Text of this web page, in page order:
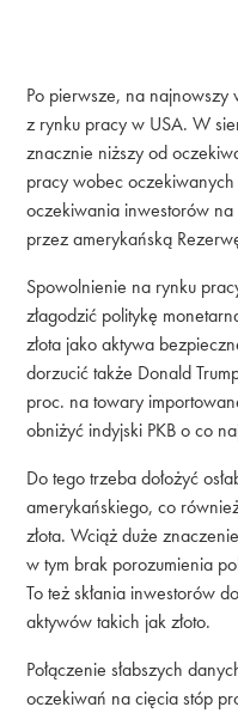
Po pierwsze, na najnowszy
z rynku pracy w USA. W
znacznie niższy od
pracy wobec
oczekiwania inwestorów
przez amerykańską
Spowolnienie na rynku
złagodzić politykę
złota jako aktywa
dorzucić także Donald
proc. na towary
obniżyć indyjski PKB o co
Do tego trzeba dołożyć
amerykańskiego, co
złota. Wciąż duże
w tym brak porozumienia
To też skłania inwestorów
aktywów takich jak złoto.
Połączenie słabszych
oczekiwań na cięcia stóp